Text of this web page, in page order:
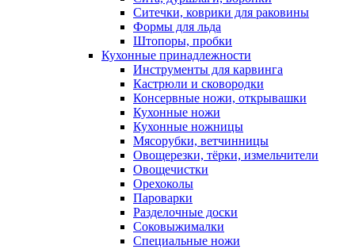
Ситечки, коврики для раковины
Формы для льда
Штопоры, пробки
Кухонные принадлежности
Инструменты для карвинга
Кастрюли и сковородки
Консервные ножи, открывашки
Кухонные ножи
Кухонные ножницы
Мясорубки, ветчинницы
Овощерезки, тёрки, измельчители
Овощечистки
Орехоколы
Пароварки
Разделочные доски
Соковыжималки
Специальные ножи